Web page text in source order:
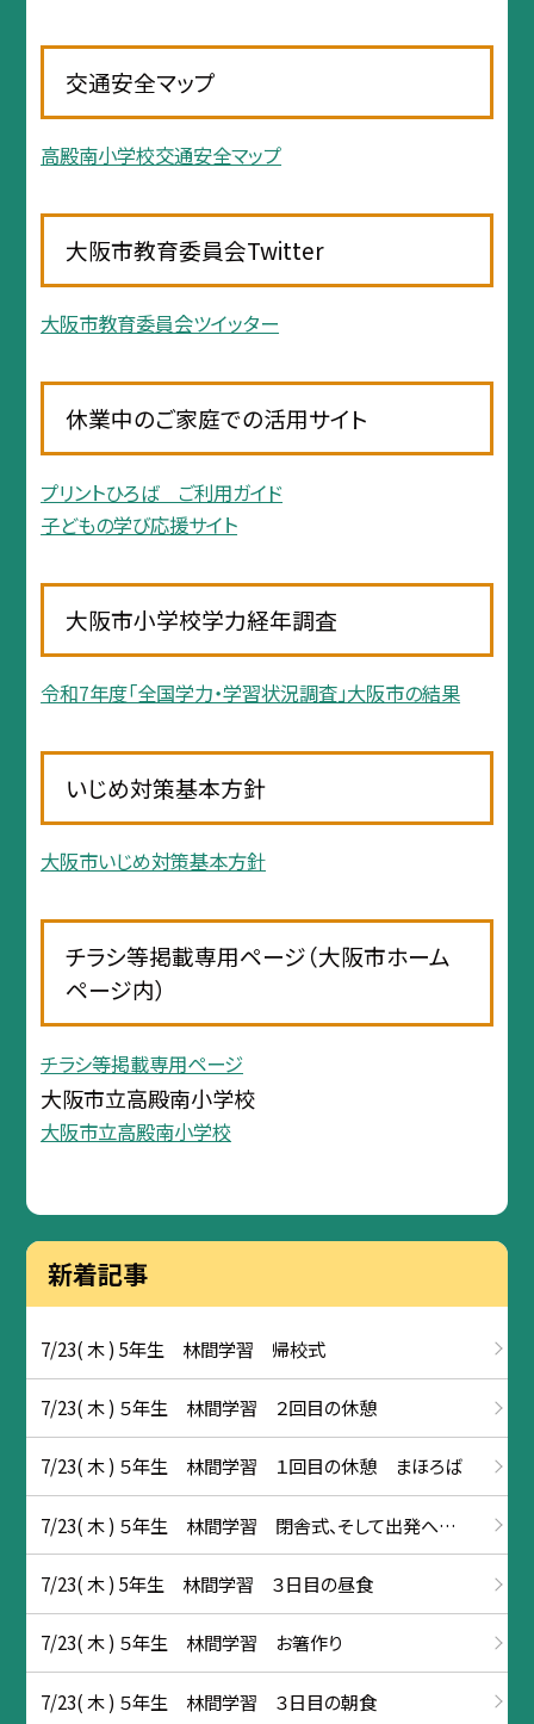
交通安全マップ
高殿南小学校交通安全マップ
大阪市教育委員会Twitter
大阪市教育委員会ツイッター
休業中のご家庭での活用サイト
プリントひろば ご利用ガイド
子どもの学び応援サイト
大阪市小学校学力経年調査
令和7年度「全国学力・学習状況調査」大阪市の結果
いじめ対策基本方針
大阪市いじめ対策基本方針
チラシ等掲載専用ページ（大阪市ホーム
ページ内）
チラシ等掲載専用ページ
大阪市立高殿南小学校
大阪市立高殿南小学校
新着記事
7/23( 木 ) 5年生 林間学習 帰校式
7/23( 木 ) ５年生 林間学習 ２回目の休憩
7/23( 木 ) ５年生 林間学習 １回目の休憩 まほろば
7/23( 木 ) ５年生 林間学習 閉舎式、そして出発へ…
7/23( 木 ) 5年生 林間学習 ３日目の昼食
7/23( 木 ) ５年生 林間学習 お箸作り
7/23( 木 ) ５年生 林間学習 ３日目の朝食